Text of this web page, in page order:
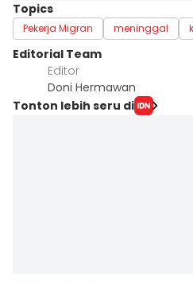
Topics
Pekerja Migran meninggal
Editorial Team
Editor
Doni Hermawan
Tonton lebih seru di